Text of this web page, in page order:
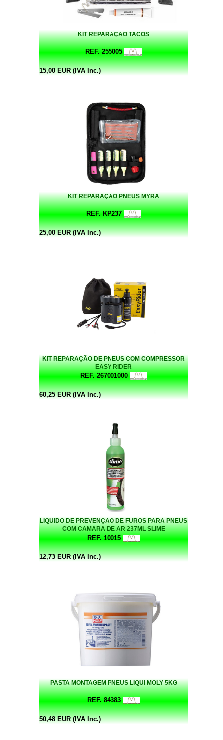
KIT REPARAÇAO TACOS
REF. 255005
15,00 EUR (IVA Inc.)
KIT REPARAÇAO PNEUS MYRA
REF. KP237
25,00 EUR (IVA Inc.)
KIT REPARAÇÃO DE PNEUS COM COMPRESSOR
EASY RIDER
REF. 267001000
60,25 EUR (IVA Inc.)
LIQUIDO DE PREVENÇAO DE FUROS PARA PNEUS
COM CAMARA DE AR 237ML SLIME
REF. 10015
12,73 EUR (IVA Inc.)
PASTA MONTAGEM PNEUS LIQUI MOLY 5KG
REF. 84383
50,48 EUR (IVA Inc.)